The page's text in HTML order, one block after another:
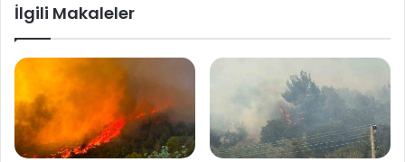
İlgili Makaleler